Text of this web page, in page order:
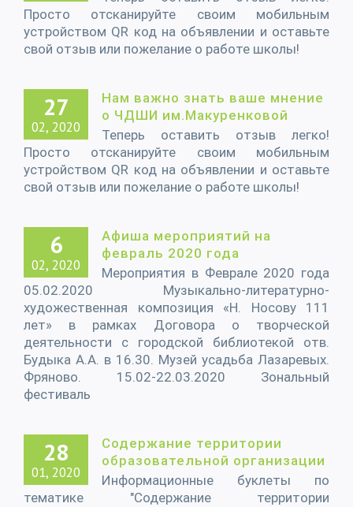
Просто отсканируйте своим мобильным
устройством QR код на объявлении и оставьте
свой отзыв или пожелание о работе школы!
27
02, 2020
Нам важно знать ваше мнение
о ЧДШИ им.Макуренковой
Теперь оставить отзыв легко!
Просто отсканируйте своим мобильным
устройством QR код на объявлении и оставьте
свой отзыв или пожелание о работе школы!
6
02, 2020
Афиша мероприятий на
февраль 2020 года
Мероприятия в Феврале 2020 года
05.02.2020 Музыкально-литературно-
художественная композиция «Н. Носову 111
лет» в рамках Договора о творческой
деятельности с городской библиотекой отв.
Будыка А.А. в 16.30. Музей усадьба Лазаревых.
Фряново. 15.02-22.03.2020 Зональный
фестиваль
28
01, 2020
Содержание территории
образовательной организации
Информационные буклеты по
тематике "Содержание территории